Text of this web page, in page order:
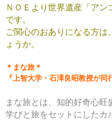
ＮＯＥより世界遺産「ア
です。
ご関心のおありになる方
ょうか。
＊まな旅＊
『上智大学・石澤良昭教授が
まな旅とは、知的好奇心旺
学びと旅をセットにしたカ